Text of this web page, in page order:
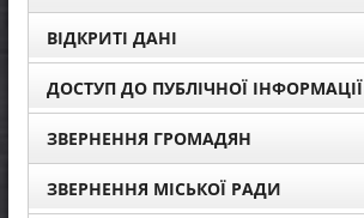
ВІДКРИТІ ДАНІ
ДОСТУП ДО ПУБЛІЧНОЇ ІНФОРМАЦІЇ
ЗВЕРНЕННЯ ГРОМАДЯН
ЗВЕРНЕННЯ МІСЬКОЇ РАДИ